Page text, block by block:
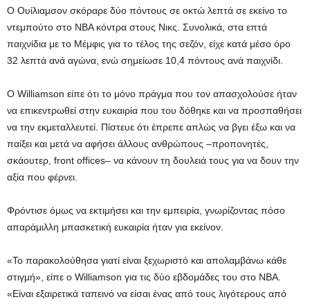
Ο Ουίλιαμσον σκόραρε δύο πόντους σε οκτώ λεπτά σε εκείνο το
ντεμπούτο στο ΝΒΑ κόντρα στους Νικς. Συνολικά, στα επτά
παιχνίδια με το Μέμφις για το τέλος της σεζόν, είχε κατά μέσο όρο
32 λεπτά ανά αγώνα, ενώ σημείωσε 10,4 πόντους ανά παιχνίδι.
Ο Williamson είπε ότι το μόνο πράγμα που τον απασχολούσε ήταν
να επικεντρωθεί στην ευκαιρία που του δόθηκε και να προσπαθήσει
να την εκμεταλλευτεί. Πίστευε ότι έπρεπε απλώς να βγει έξω και να
παίξει και μετά να αφήσει άλλους ανθρώπους –προπονητές,
σκάουτερ, front offices– να κάνουν τη δουλειά τους για να δουν την
αξία που φέρνει.
Φρόντισε όμως να εκτιμήσει και την εμπειρία, γνωρίζοντας πόσο
απαράμιλλη μπασκετική ευκαιρία ήταν για εκείνον.
«Το παρακολούθησα γιατί είναι ξεχωριστό και απολαμβάνω κάθε
στιγμή», είπε ο Williamson για τις δύο εβδομάδες του στο ΝΒΑ.
«Είναι εξαιρετικά ταπεινό να είσαι ένας από τους λιγότερους από